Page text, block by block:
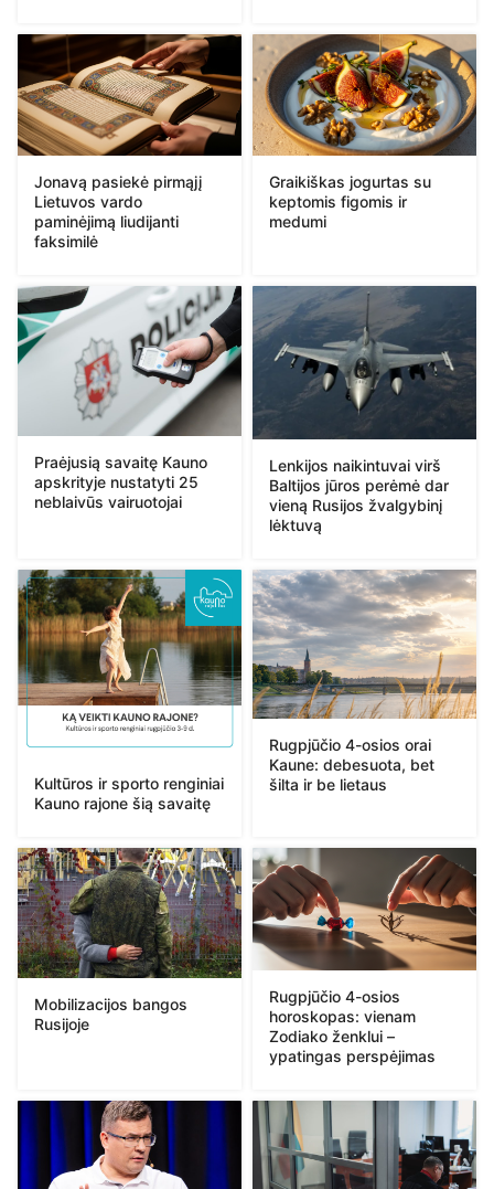
Jonavą pasiekė pirmąjį
Lietuvos vardo
paminėjimą liudijanti
faksimilė
Graikiškas jogurtas su
keptomis figomis ir
medumi
Praėjusią savaitę Kauno
apskrityje nustatyti 25
neblaivūs vairuotojai
Lenkijos naikintuvai virš
Baltijos jūros perėmė dar
vieną Rusijos žvalgybinį
lėktuvą
Kultūros ir sporto renginiai
Kauno rajone šią savaitę
Rugpjūčio 4-osios orai
Kaune: debesuota, bet
šilta ir be lietaus
Mobilizacijos bangos
Rusijoje
Rugpjūčio 4-osios
horoskopas: vienam
Zodiako ženklui –
ypatingas perspėjimas